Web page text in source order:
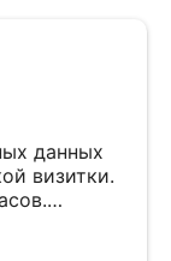
данных
визитки.
труда.